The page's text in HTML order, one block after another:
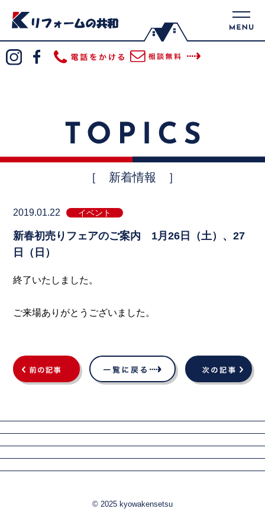
［ 新着情報 ］
2019.01.22 イベント
新春初売りフェアのご案内 1月26日（土）、27
日（日）
終了いたしました。
ご来場ありがとうございました。
© 2025 kyowakensetsu